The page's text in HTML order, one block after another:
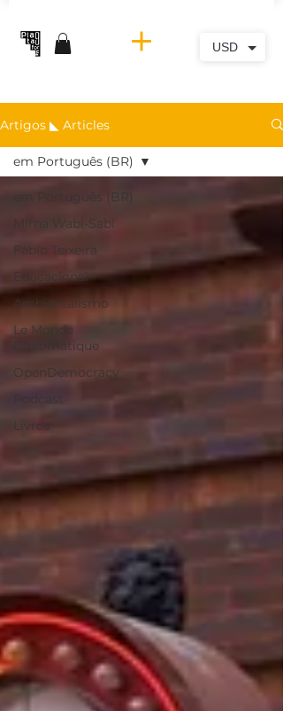
Artigos ◣ Articles
em Português (BR)
Mirna Wabi-Sabi
Fabio Teixeira
Educacional
Ambientalismo
Le Monde
Diplomatique
OpenDemocracy
Podcast
Livros
em Português (BR)
USD